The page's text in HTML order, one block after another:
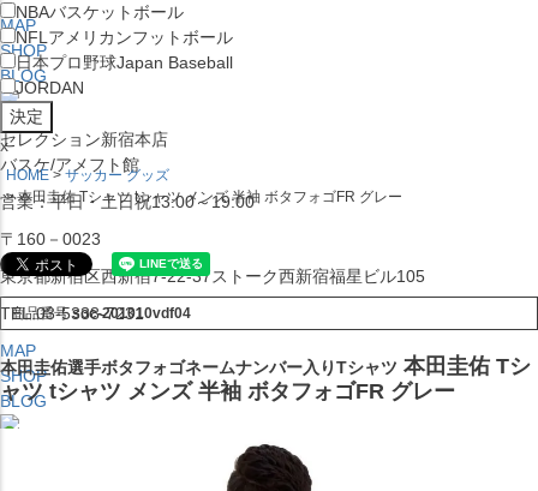
MAP
SHOP
BLOG
セレクション新宿本店
バスケ/アメフト館
営業：平日・土日祝13:00～19:00
〒160－0023
東京都新宿区西新宿7-22-37ストーク西新宿福星ビル105
TEL:03-5338-7231
MAP
SHOP
BLOG
セレクション大阪店BIGSTEP 2F
NBAバスケットボール
NFL アメリカンフットボール
日本プロ野球Japan Baseball
JORDAN
x
HOME
サッカー グッズ
本田圭佑 Tシャツ tシャツ メンズ 半袖 ボタフォゴFR グレー
商品番号 soc-201010vdf04
本田圭佑選手ボタフォゴネームナンバー入りTシャツ 本田圭佑 Tシ
ャツ tシャツ メンズ 半袖 ボタフォゴFR グレー